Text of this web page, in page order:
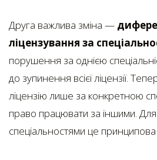
Друга важлива зміна —
ліцензування за
порушення за однією
до зупинення всієї ліцензії.
ліцензію лише за конкретною
право працювати за іншими. Для
спеціальностями це принципова